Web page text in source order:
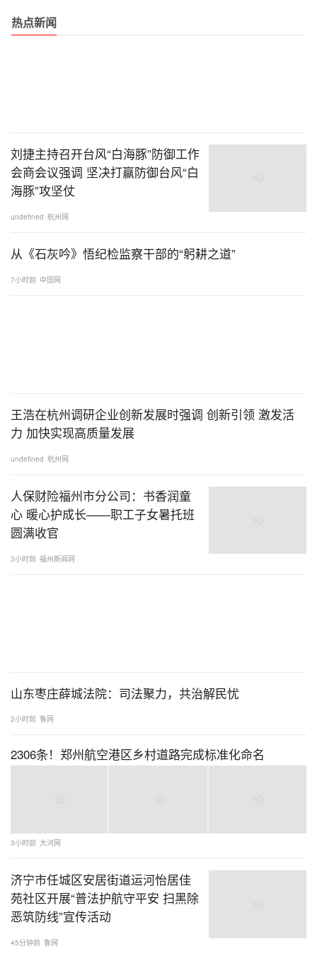
热点新闻
刘捷主持召开台风“白海豚”防御工作
会商会议强调 坚决打赢防御台风“白
海豚”攻坚仗
undefined 杭州网
从《石灰吟》悟纪检监察干部的“躬耕之道”
7小时前 中国网
王浩在杭州调研企业创新发展时强调 创新引领 激发活
力 加快实现高质量发展
undefined 杭州网
人保财险福州市分公司：书香润童
心 暖心护成长——职工子女暑托班
圆满收官
3小时前 福州新闻网
山东枣庄薛城法院：司法聚力，共治解民忧
2小时前 鲁网
2306条！郑州航空港区乡村道路完成标准化命名
3小时前 大河网
济宁市任城区安居街道运河怡居佳
苑社区开展“普法护航守平安 扫黑除
恶筑防线”宣传活动
45分钟前 鲁网